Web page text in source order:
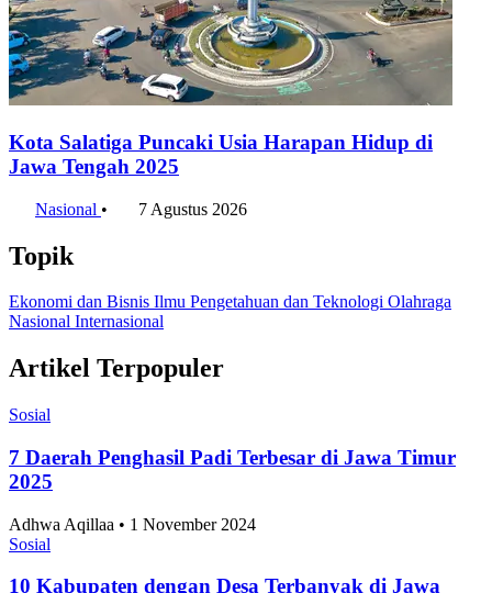
Kota Salatiga Puncaki Usia Harapan Hidup di
Jawa Tengah 2025
Nasional • 7 Agustus 2026
Topik
Ekonomi dan Bisnis Ilmu Pengetahuan dan Teknologi Olahraga
Nasional Internasional
Artikel Terpopuler
Sosial
7 Daerah Penghasil Padi Terbesar di Jawa Timur
2025
Adhwa Aqillaa • 1 November 2024
Sosial
10 Kabupaten dengan Desa Terbanyak di Jawa